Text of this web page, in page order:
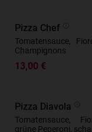
Pizza Chef
Tomatensauce,
Champignons
13,00 €
Pizza Diavola
Tomatensauce,
grüne Peperoni,